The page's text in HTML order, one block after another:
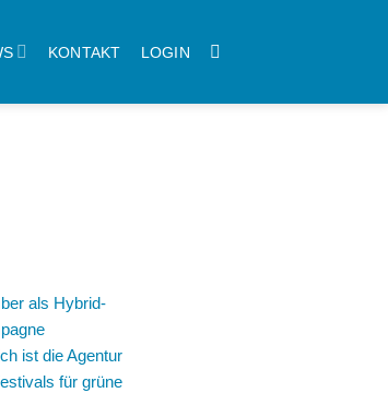
KONTAKT LOGIN
als Hybrid-
ist die Agentur
für grüne